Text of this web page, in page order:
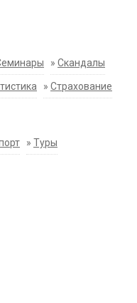
» Скандалы
» Страхование
» Туры